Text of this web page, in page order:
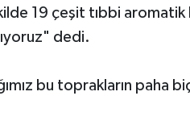
19 çeşit tıbbi
dedi.
bu toprakların paha